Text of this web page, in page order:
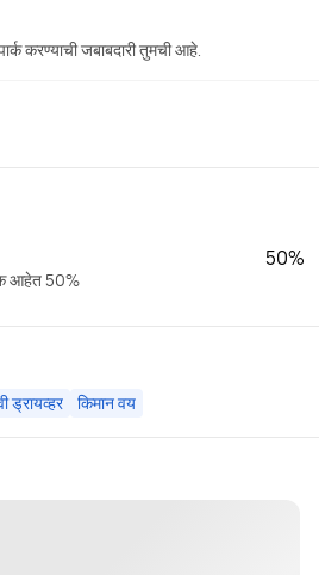
करण्याची जबाबदारी तुमची आहे.
आहेत 50%
50%
ड्रायव्हर किमान वय